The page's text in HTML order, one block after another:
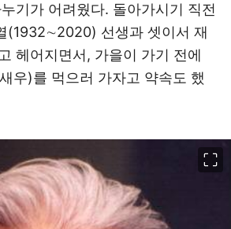
기가 어려웠다. 돌아가시기 직전
(1932∼2020) 선생과 셋이서 재
헤어지면서, 가을이 가기 전에
우)를 먹으러 가자고 약속도 했